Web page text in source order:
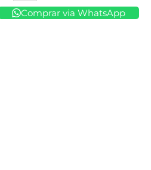
Comprar via WhatsApp